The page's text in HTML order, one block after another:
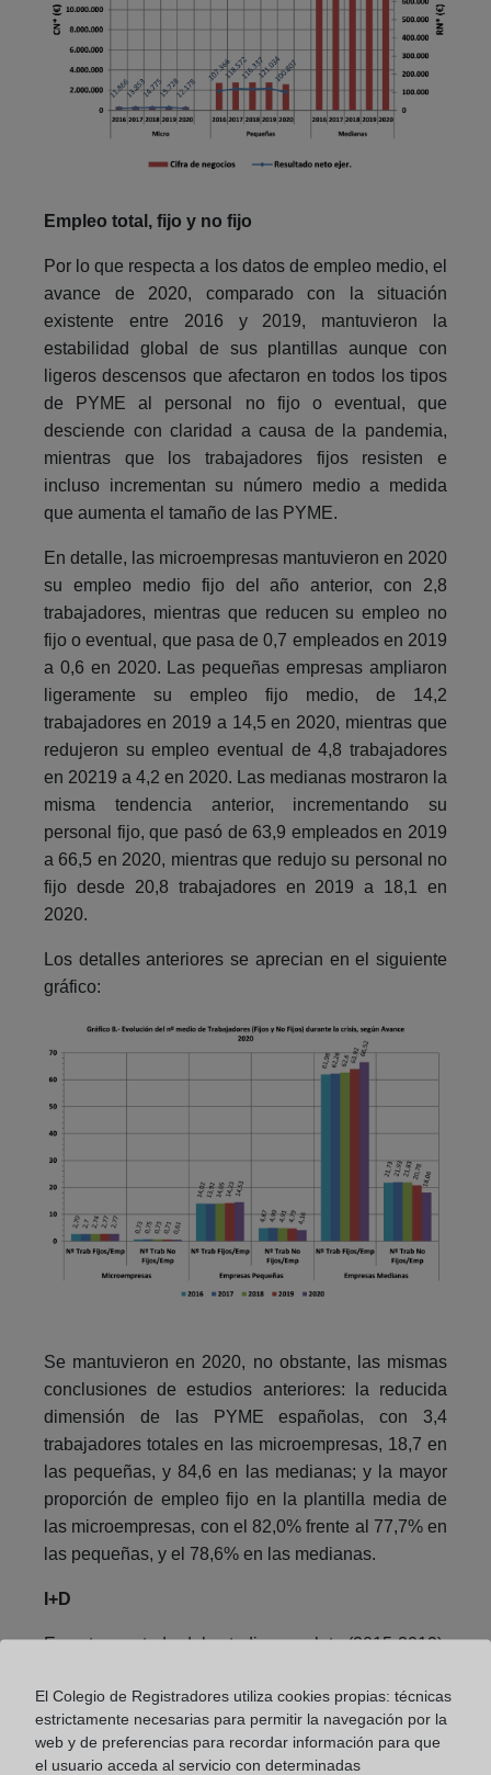
Empleo total, fijo y no fijo
Por lo que respecta a los datos de empleo medio, el
avance de 2020, comparado con la situación
existente entre 2016 y 2019, mantuvieron la
estabilidad global de sus plantillas aunque con
ligeros descensos que afectaron en todos los tipos
de PYME al personal no fijo o eventual, que
desciende con claridad a causa de la pandemia,
mientras que los trabajadores fijos resisten e
incluso incrementan su número medio a medida
que aumenta el tamaño de las PYME.
En detalle, las microempresas mantuvieron en 2020
su empleo medio fijo del año anterior, con 2,8
trabajadores, mientras que reducen su empleo no
fijo o eventual, que pasa de 0,7 empleados en 2019
a 0,6 en 2020. Las pequeñas empresas ampliaron
ligeramente su empleo fijo medio, de 14,2
trabajadores en 2019 a 14,5 en 2020, mientras que
redujeron su empleo eventual de 4,8 trabajadores
en 20219 a 4,2 en 2020. Las medianas mostraron la
misma tendencia anterior, incrementando su
personal fijo, que pasó de 63,9 empleados en 2019
a 66,5 en 2020, mientras que redujo su personal no
fijo desde 20,8 trabajadores en 2019 a 18,1 en
2020.
Los detalles anteriores se aprecian en el siguiente
gráfico:
Se mantuvieron en 2020, no obstante, las mismas
conclusiones de estudios anteriores: la reducida
dimensión de las PYME españolas, con 3,4
trabajadores totales en las microempresas, 18,7 en
las pequeñas, y 84,6 en las medianas; y la mayor
proporción de empleo fijo en la plantilla media de
las microempresas, con el 82,0% frente al 77,7% en
las pequeñas, y el 78,6% en las medianas.
I+D
En este apartado del estudio completo (2015-2019),
número de empresas de cada segmento de
dimensión de la muestra, es que la inversión en I+D
se relaciona directamente con dicha dimensión
El Colegio de Registradores utiliza cookies propias: técnicas
estrictamente necesarias para permitir la navegación por la
web y de preferencias para recordar información para que
el usuario acceda al servicio con determinadas